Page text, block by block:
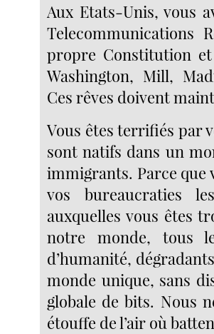
Aux Etats-Unis, vous
Telecommunications
propre Constitution
Washington, Mill,
Ces rêves doivent
Vous êtes terrifiés par
sont natifs dans un
immigrants. Parce que
vos bureaucraties
auxquelles vous êtes
notre monde, tous
d’humanité,
monde unique, sans
globale de bits. Nous
étouffe de l’air où